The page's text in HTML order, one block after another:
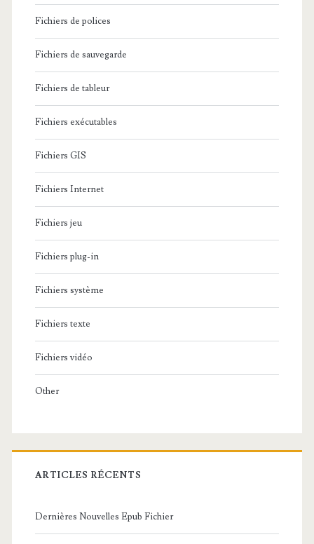
Fichiers de polices
Fichiers de sauvegarde
Fichiers de tableur
Fichiers exécutables
Fichiers GIS
Fichiers Internet
Fichiers jeu
Fichiers plug-in
Fichiers système
Fichiers texte
Fichiers vidéo
Other
ARTICLES RÉCENTS
Dernières Nouvelles Epub Fichier